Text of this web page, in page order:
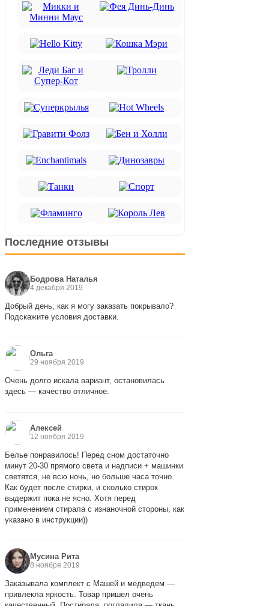
Последние отзывы
Бодрова Наталья
4 декабря 2019
Добрый день, как я могу заказать покрывало?
Подскажите условия доставки.
Ольга
29 ноября 2019
Очень долго искала вариант, остановилась
здесь — качество отличное.
Алексей
12 ноября 2019
Белье понравилось! Перед сном достаточно
минут 20-30 прямого света и надписи + машинки
светятся, не всю ночь, но больше часа точно.
Как будет после стирки, и сколько стирок
выдержит пока не ясно. Хотя перед
применением стирала с изнаночной стороны, как
указано в инструкции))
Мусина Рита
8 ноября 2019
Заказывала комплект с Машей и медведем —
привлекла яркость. Товар пришел очень